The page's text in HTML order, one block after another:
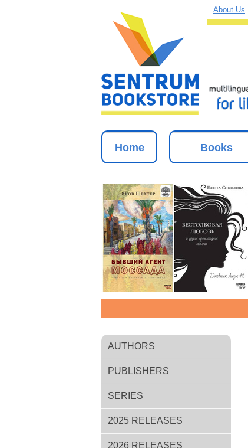
About Us
Home Books
AUTHORS
PUBLISHERS
SERIES
2025 RELEASES
2026 RELEASES